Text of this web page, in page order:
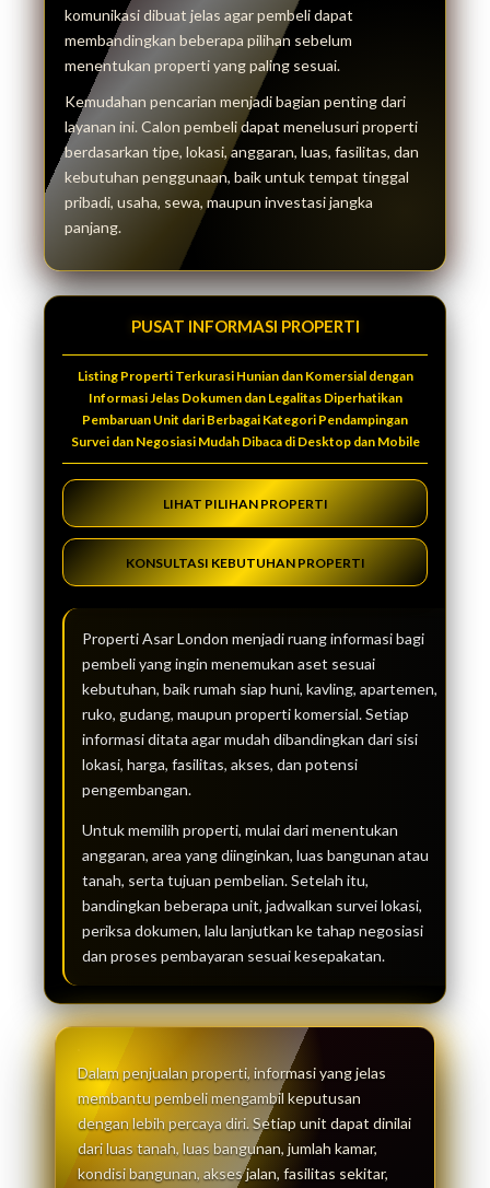
komunikasi dibuat jelas agar pembeli dapat
membandingkan beberapa pilihan sebelum
menentukan properti yang paling sesuai.
Kemudahan pencarian menjadi bagian penting dari
layanan ini. Calon pembeli dapat menelusuri properti
berdasarkan tipe, lokasi, anggaran, luas, fasilitas, dan
kebutuhan penggunaan, baik untuk tempat tinggal
pribadi, usaha, sewa, maupun investasi jangka
panjang.
PUSAT INFORMASI PROPERTI
Listing Properti Terkurasi Hunian dan Komersial dengan
Informasi Jelas Dokumen dan Legalitas Diperhatikan
Pembaruan Unit dari Berbagai Kategori Pendampingan
Survei dan Negosiasi Mudah Dibaca di Desktop dan Mobile
LIHAT PILIHAN PROPERTI
KONSULTASI KEBUTUHAN PROPERTI
Properti Asar London menjadi ruang informasi bagi
pembeli yang ingin menemukan aset sesuai
kebutuhan, baik rumah siap huni, kavling, apartemen,
ruko, gudang, maupun properti komersial. Setiap
informasi ditata agar mudah dibandingkan dari sisi
lokasi, harga, fasilitas, akses, dan potensi
pengembangan.
Untuk memilih properti, mulai dari menentukan
anggaran, area yang diinginkan, luas bangunan atau
tanah, serta tujuan pembelian. Setelah itu,
bandingkan beberapa unit, jadwalkan survei lokasi,
periksa dokumen, lalu lanjutkan ke tahap negosiasi
dan proses pembayaran sesuai kesepakatan.
Dalam penjualan properti, informasi yang jelas
membantu pembeli mengambil keputusan
dengan lebih percaya diri. Setiap unit dapat dinilai
dari luas tanah, luas bangunan, jumlah kamar,
kondisi bangunan, akses jalan, fasilitas sekitar,